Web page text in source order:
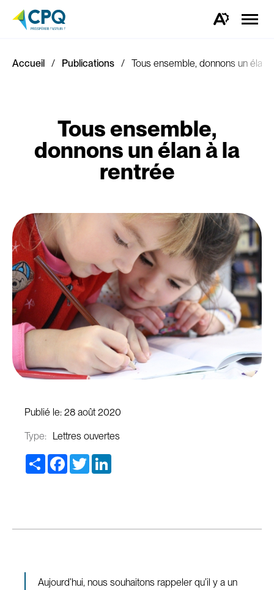
Ouvrez
d'accessibilité.
la
Accueil Publications Tous ensemble, donnons un élan
Tous ensemble,
donnons un élan à la
rentrée
Publié le: 28 août 2020
Type: Lettres ouvertes
Share Facebook
Twitter
Aujourd’hui, nous souhaitons rappeler qu’il y a un